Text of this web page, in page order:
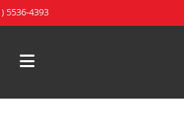
5536-4393